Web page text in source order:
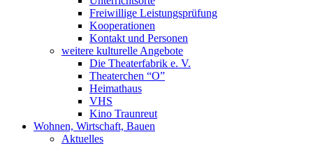
Freiwillige Leistungsprüfung
Kooperationen
Kontakt und Personen
weitere kulturelle Angebote
Die Theaterfabrik e. V.
Theaterchen “O”
Heimathaus
VHS
Kino Traunreut
Wohnen, Wirtschaft, Bauen
Aktuelles